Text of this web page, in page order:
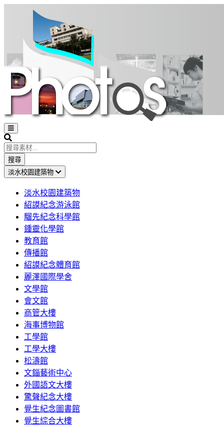
Open
sidebar
Search
搜尋
淡水校園建築物
淡水校園建築物
紹謨紀念游泳館
騮先紀念科學館
鍾靈化學館
教育館
傳播館
紹謨紀念體育館
麗澤國際學舍
文學館
會文館
商管大樓
海事博物館
工學館
工學大樓
松濤館
文錙藝術中心
外國語文大樓
驚聲紀念大樓
覺生紀念圖書館
覺生綜合大樓